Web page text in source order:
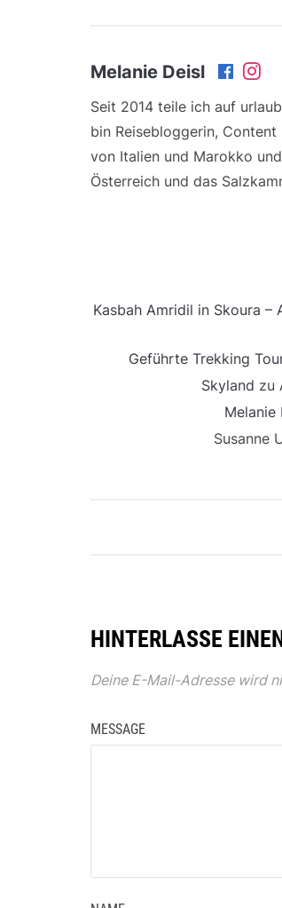
Melanie Deisl
Seit 2014 teile ich auf
bin Reisebloggerin,
von Italien und Marokko
Österreich und das
Kasbah Amridil in Skoura –
Geführte Trekking
Skyland zu
Melanie
Susanne
HINTERLASSE
Deine E-Mail-Adresse wird
MESSAGE